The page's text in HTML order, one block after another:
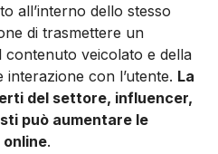
all’interno dello stesso
di trasmettere un
contenuto veicolato e della
con l’utente. La
del settore, influencer,
può aumentare le
.